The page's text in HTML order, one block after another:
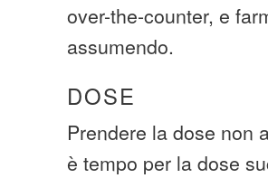
over-the-counter, e
assumendo.
DOSE
Prendere la dose non
è tempo per la dose